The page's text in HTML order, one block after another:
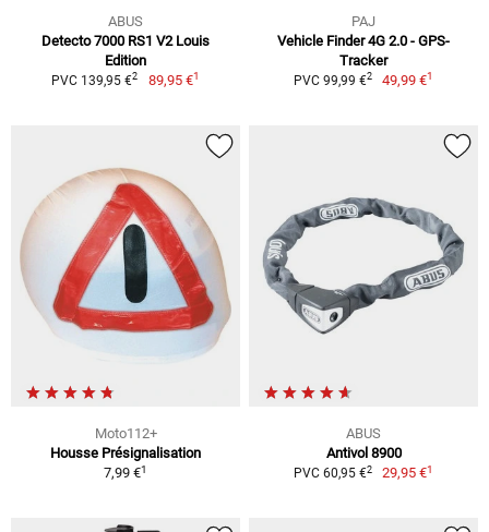
ABUS
Detecto 7000 RS1 V2 Louis
Edition
PVC 139,95 €2 89,95 €1
PAJ
Vehicle Finder 4G 2.0 - GPS-
Tracker
PVC 99,99 €2 49,99 €1
Moto112+
Housse Présignalisation
7,99 €1
ABUS
Antivol 8900
PVC 60,95 €2 29,95 €1